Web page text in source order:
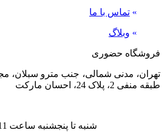
» تماس با ما
» وبلاگ
فروشگاه حضوری
تهران، مدنی شمالی، جنب مترو سبلان،
طبقه منفی 2، پلاک 24، احسان مارکت
شنبه تا پنجشنبه ساعت 11 الی 20